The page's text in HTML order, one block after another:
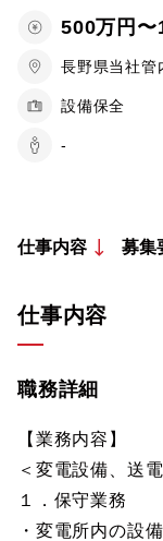
500万円〜
長野県当社管
設備保全
-
仕事内容 募集
仕事内容
職務詳細
【業務内容】
＜変電設備、送
１．保守業務
・変電所内の設